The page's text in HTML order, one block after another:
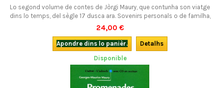
Lo segond volume de contes de Jòrgi Maury, que contunha son viatge
dins lo temps, del sègle 17 dusca ara. Sovenirs personals o de familha,
faits-divers e causas vistas, adobament de contes tradicionals, mai de
quitas nhòrlas... Bilingue avec CD.
24,00 €
Apondre dins lo panièr.
Detalhs
Disponible